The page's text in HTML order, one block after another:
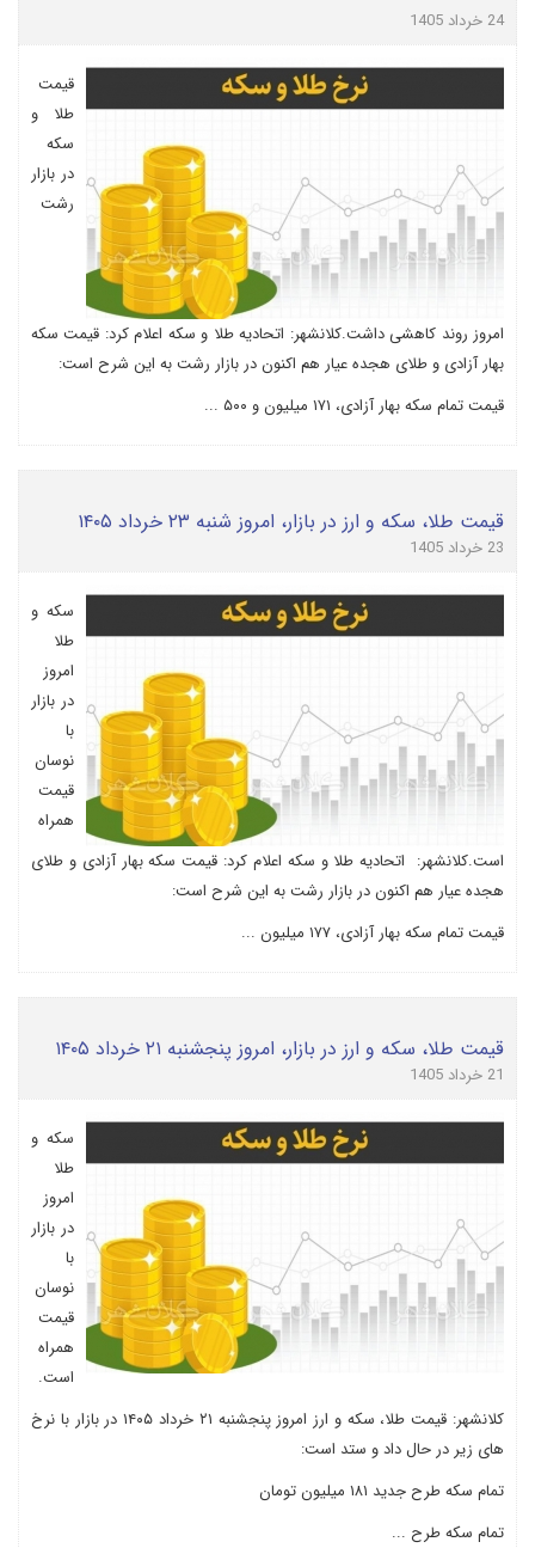
24 خرداد 1405
قیمت
طلا و
سکه
در بازار
رشت
امروز روند کاهشی داشت.کلانشهر: اتحادیه طلا و سکه اعلام کرد: قیمت سکه
بهار آزادی و طلای هجده عیار هم اکنون در بازار رشت به این شرح است:
قیمت تمام سکه بهار آزادی، ۱۷۱ میلیون و ۵۰۰ ...
قیمت طلا، سکه و ارز در بازار، امروز شنبه ۲۳ خرداد ۱۴۰۵
23 خرداد 1405
سکه و
طلا
امروز
در بازار
با
نوسان
قیمت
همراه
است.کلانشهر: اتحادیه طلا و سکه اعلام کرد: قیمت سکه بهار آزادی و طلای
هجده عیار هم اکنون در بازار رشت به این شرح است:
قیمت تمام سکه بهار آزادی، ۱۷۷ میلیون ...
قیمت طلا، سکه و ارز در بازار، امروز پنجشنبه ۲۱ خرداد ۱۴۰۵
21 خرداد 1405
سکه و
طلا
امروز
در بازار
با
نوسان
قیمت
همراه
است.
کلانشهر: قیمت طلا، سکه و ارز امروز پنجشنبه ۲۱ خرداد ۱۴۰۵ در بازار با نرخ
های زیر در حال داد و ستد است:
تمام سکه طرح جدید ۱۸۱ میلیون تومان
تمام سکه طرح ...